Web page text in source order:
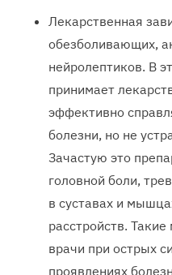
Лекарственная
обезболивающих,
нейролептиков. В
принимает
эффективно
болезни, но не
Зачастую это
головной боли,
в суставах и
расстройств.
врачи при острых
проявлениях